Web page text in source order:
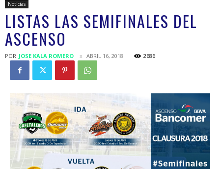
Noticias
LISTAS LAS SEMIFINALES DEL
ASCENSO
POR JOSE KALA ROMERO ABRIL 16, 2018 2686